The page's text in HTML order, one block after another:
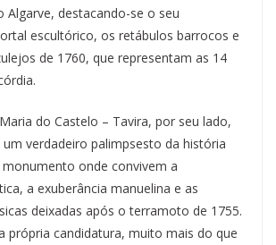
Algarve, destacando-se o seu
escultórico, os retábulos barrocos e
de 1760, que representam as 14
do Castelo – Tavira, por seu lado,
verdadeiro palimpsesto da história
onde convivem a
a exuberância manuelina e as
deixadas após o terramoto de 1755.
própria candidatura, muito mais do que